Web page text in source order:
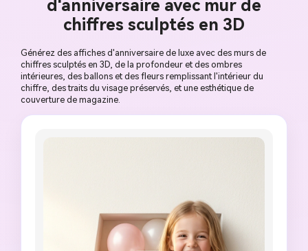
d'anniversaire avec mur de
chiffres sculptés en 3D
Générez des affiches d'anniversaire de luxe avec des murs de
chiffres sculptés en 3D, de la profondeur et des ombres
intérieures, des ballons et des fleurs remplissant l'intérieur du
chiffre, des traits du visage préservés, et une esthétique de
couverture de magazine.